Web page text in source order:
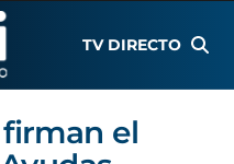
TV DIRECTO
el